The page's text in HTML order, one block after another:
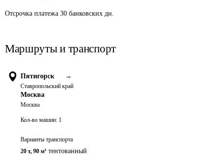
Отсрочка платежа 30 банковских дн.
Маршруты и транспорт
Пятигорск →
Ставропольский край
Москва
Москва
Кол-во машин: 1
Варианты транспорта
20 т, 90 м³ тентованный